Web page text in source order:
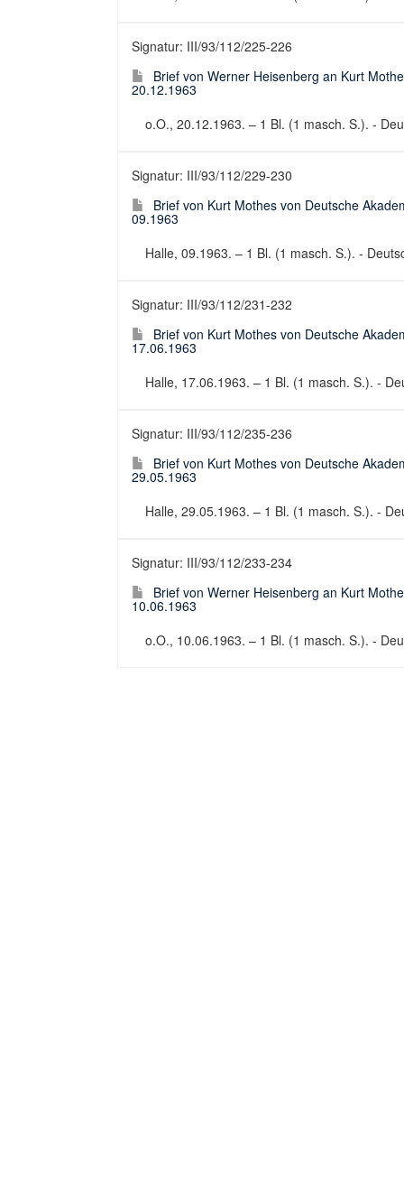
Signatur: III/93/112/225-226
Brief von Werner Heisenberg an Kurt
20.12.1963
o.O., 20.12.1963. – 1 Bl. (1 masch. S.). -
Signatur: III/93/112/229-230
Brief von Kurt Mothes von Deutsche
09.1963
Halle, 09.1963. – 1 Bl. (1 masch. S.). -
Signatur: III/93/112/231-232
Brief von Kurt Mothes von Deutsche
17.06.1963
Halle, 17.06.1963. – 1 Bl. (1 masch. S.). -
Signatur: III/93/112/235-236
Brief von Kurt Mothes von Deutsche
29.05.1963
Halle, 29.05.1963. – 1 Bl. (1 masch. S.). -
Signatur: III/93/112/233-234
Brief von Werner Heisenberg an Kurt
10.06.1963
o.O., 10.06.1963. – 1 Bl. (1 masch. S.). -